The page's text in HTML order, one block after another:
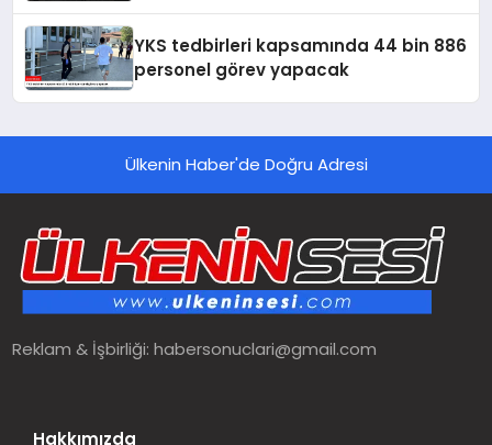
YKS tedbirleri kapsamında 44 bin 886
personel görev yapacak
Ülkenin Haber'de Doğru Adresi
Reklam & İşbirliği:habersonuclari@gmail.com
Hakkımızda